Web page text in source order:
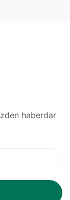
haberdar